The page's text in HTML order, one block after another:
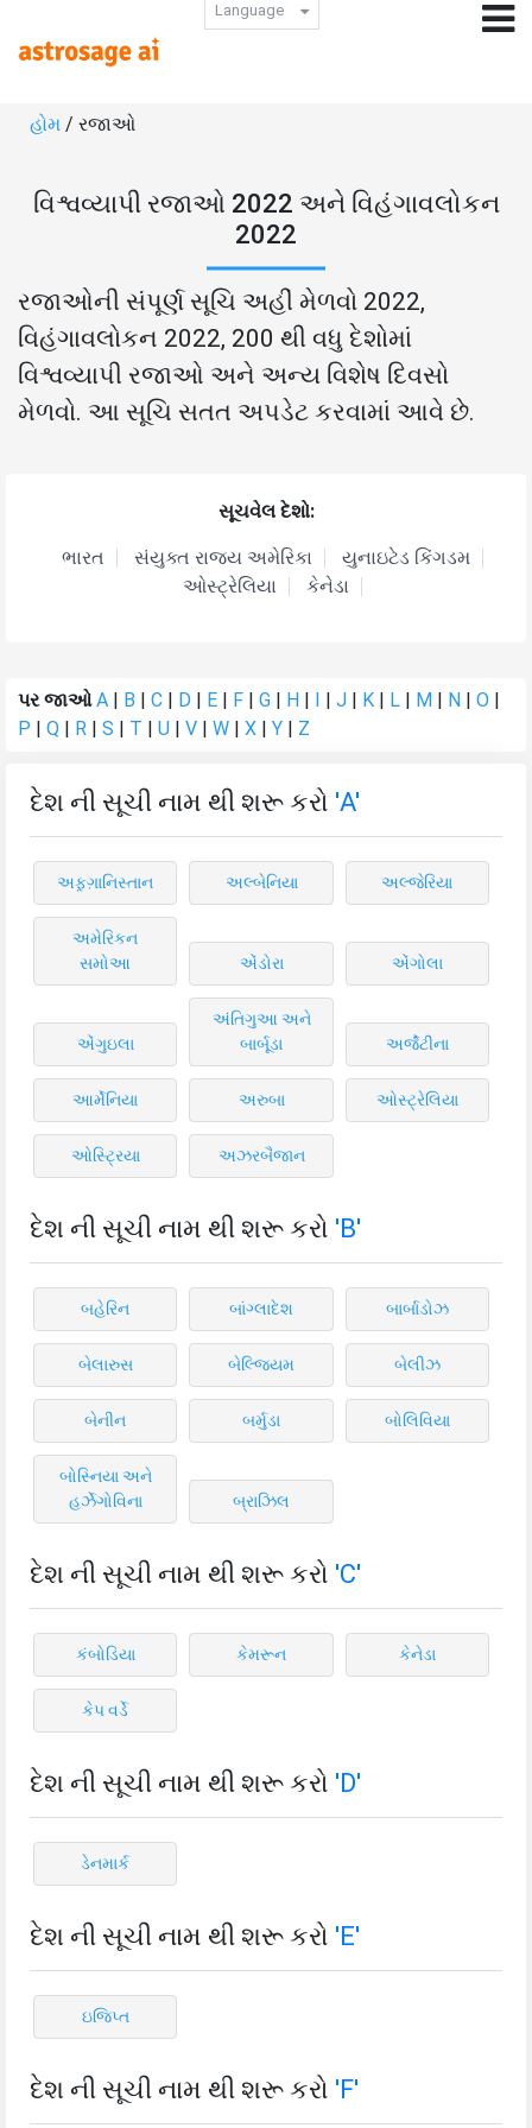
Language
હોમ / રજાઓ
વિશ્વવ્યાપી રજાઓ 2022 અને વિહંગાવલોકન
2022
રજાઓની સંપૂર્ણ સૂચિ અહીં મેળવો 2022,
વિહંગાવલોકન 2022, 200 થી વધુ દેશોમાં
વિશ્વવ્યાપી રજાઓ અને અન્ય વિશેષ દિવસો
મેળવો. આ સૂચિ સતત અપડેટ કરવામાં આવે છે.
સૂચવેલ દેશો:
ભારત સંયુક્ત રાજ્ય અમેરિકા
યુનાઇટેડ કિંગડમ
ઓસ્ટ્રેલિયા
કેનેડા
પર જાઓ A | B | C | D | E | F | G | H | I | J | K | L | M | N | O |
P | Q | R | S | T | U | V | W | X | Y | Z
દેશ ની સૂચી નામ થી શરૂ કરો 'A'
અફ઼ગ઼ાનિસ્તાન અલ્બેનિયા અલ્જેરિયા
અમેરિકન
સમોઆ
એંડોરા એંગોલા
એંગુઇલા
અંતિગુઆ અને
બાર્બૂડા
અર્જેંટીના
આર્મેનિયા અરુબા ઓસ્ટ્રેલિયા
ઓસ્ટ્રિયા અઝરબૈજાન
દેશ ની સૂચી નામ થી શરૂ કરો 'B'
બહેરિન બાંગ્લાદેશ બાર્બાડોઝ
બેલારુસ બેલ્જિયમ બેલીઝ
બેનીન બર્મુડા બોલિવિયા
બોસ્નિયા અને
હર્ઝેગોવિના
બ્રાઝિલ
દેશ ની સૂચી નામ થી શરૂ કરો 'C'
કંબોડિયા કેમરૂન કેનેડા
કેપ વર્ડે
દેશ ની સૂચી નામ થી શરૂ કરો 'D'
ડેનમાર્ક
દેશ ની સૂચી નામ થી શરૂ કરો 'E'
ઇજિપ્ત
દેશ ની સૂચી નામ થી શરૂ કરો 'F'